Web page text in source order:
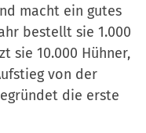
macht ein gutes
bestellt sie 1.000
sie 10.000 Hühner,
von der
die erste